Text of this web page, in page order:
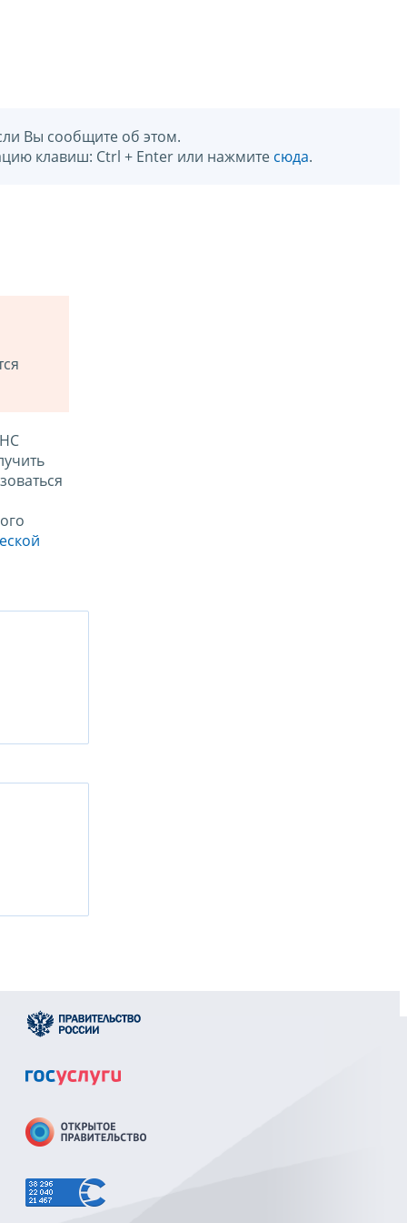
Вы сообщите об этом.
клавиш: Ctrl + Enter или нажмите сюда.